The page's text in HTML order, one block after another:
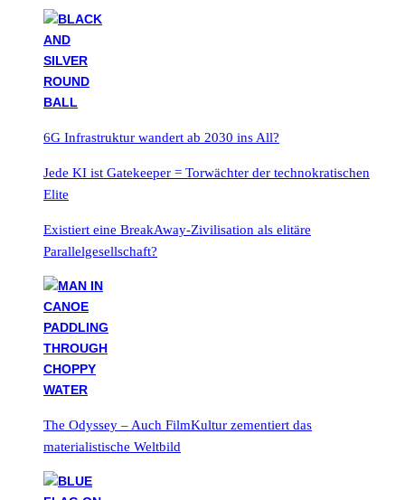
6G Infrastruktur wandert ab 2030 ins All?
Jede KI ist Gatekeeper = Torwächter der technokratischen
Elite
Existiert eine BreakAway-Zivilisation als elitäre
Parallelgesellschaft?
The Odyssey – Auch FilmKultur zementiert das
materialistische Weltbild